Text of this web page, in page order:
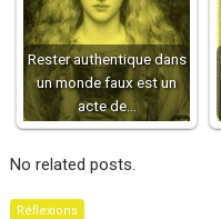
Rester authentique dans
un monde faux est un
acte de…
No related posts.
Réflexions